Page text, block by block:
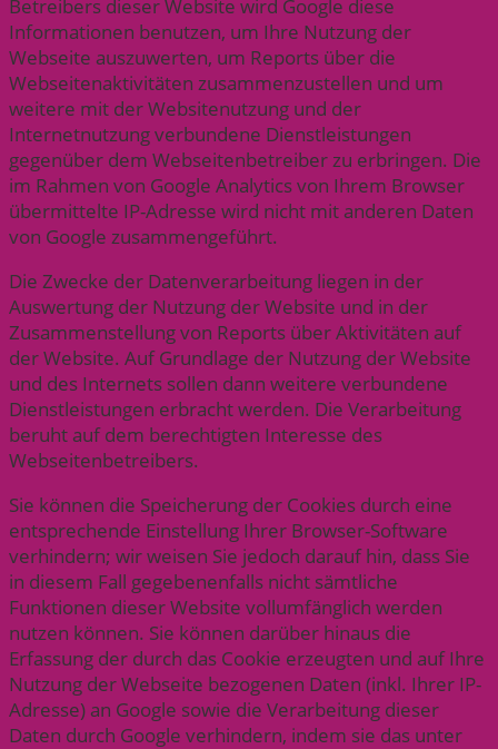
Betreibers dieser Website wird Google diese
Informationen benutzen, um Ihre Nutzung der
Webseite auszuwerten, um Reports über die
Webseitenaktivitäten zusammenzustellen und um
weitere mit der Websitenutzung und der
Internetnutzung verbundene Dienstleistungen
gegenüber dem Webseitenbetreiber zu erbringen. Die
im Rahmen von Google Analytics von Ihrem Browser
übermittelte IP-Adresse wird nicht mit anderen Daten
von Google zusammengeführt.
Die Zwecke der Datenverarbeitung liegen in der
Auswertung der Nutzung der Website und in der
Zusammenstellung von Reports über Aktivitäten auf
der Website. Auf Grundlage der Nutzung der Website
und des Internets sollen dann weitere verbundene
Dienstleistungen erbracht werden. Die Verarbeitung
beruht auf dem berechtigten Interesse des
Webseitenbetreibers.
Sie können die Speicherung der Cookies durch eine
entsprechende Einstellung Ihrer Browser-Software
verhindern; wir weisen Sie jedoch darauf hin, dass Sie
in diesem Fall gegebenenfalls nicht sämtliche
Funktionen dieser Website vollumfänglich werden
nutzen können. Sie können darüber hinaus die
Erfassung der durch das Cookie erzeugten und auf Ihre
Nutzung der Webseite bezogenen Daten (inkl. Ihrer IP-
Adresse) an Google sowie die Verarbeitung dieser
Daten durch Google verhindern, indem sie das unter